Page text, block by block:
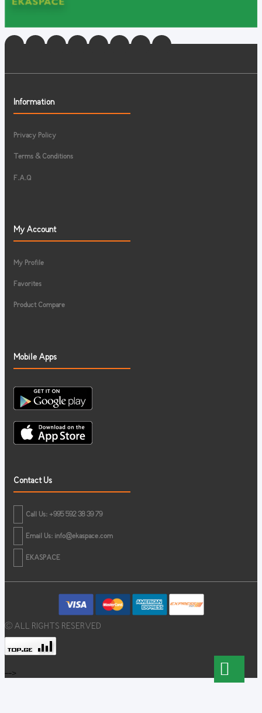
Information
Privacy Policy
Terms & Conditions
F.A.Q
My Account
My Profile
Favorites
Product Compare
Mobile Apps
Contact Us
Call Us: +995 592 38 39 79
Email Us: info@ekaspace.com
EKASPACE
© ALL RIGHTS RESERVED
-->